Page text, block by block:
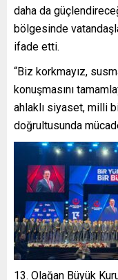
daha da
bölgesinde
ifade etti.
“Biz korkmayız,
konuşmasını
ahlaklı siyaset, milli
doğrultusunda
Olağan Büyük